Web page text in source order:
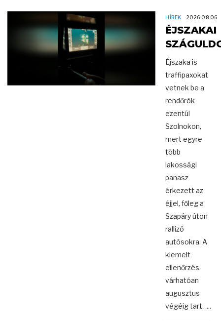
HÍREK 2026.08.06
ÉJSZAKAI
Éjszaka is
traffipaxokat
vetnek be a
rendőrök
ezentúl
Szolnokon,
mert egyre
több
lakossági
panasz
érkezett az
éjjel, főleg a
Szapáry úton
rallizó
autósokra. A
kiemelt
ellenőrzés
várhatóan
augusztus
végéig tart. ...